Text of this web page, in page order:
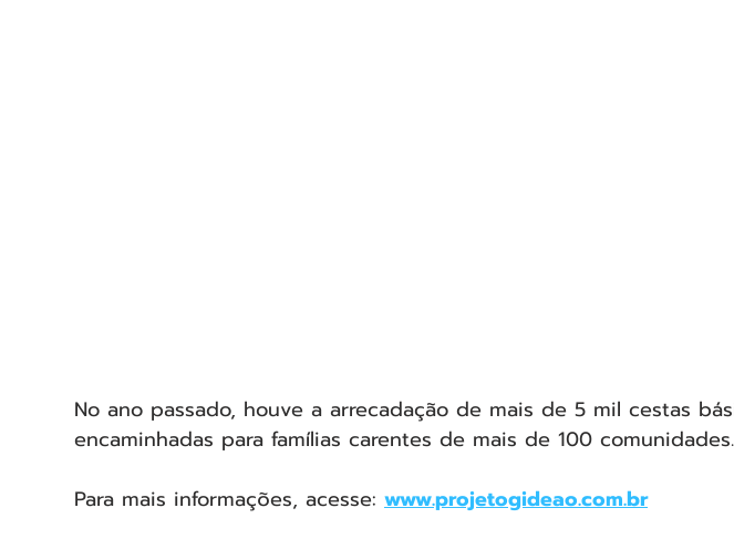
No ano passado, houve a arrecadação de mais de 5 mil cestas
encaminhadas para famílias carentes de mais de 100 comunidades.
Para mais informações, acesse: www.projetogideao.com.br